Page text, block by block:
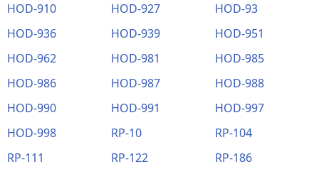
HOD-910
HOD-927
HOD-93
HOD-936
HOD-939
HOD-951
HOD-962
HOD-981
HOD-985
HOD-986
HOD-987
HOD-988
HOD-990
HOD-991
HOD-997
HOD-998
RP-10
RP-104
RP-111
RP-122
RP-186